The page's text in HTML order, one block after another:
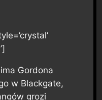
Gordona
w Blackgate,
grozi